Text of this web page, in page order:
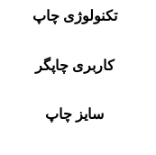
تکنولوژی چاپ
کاربری چاپگر
سایز چاپ